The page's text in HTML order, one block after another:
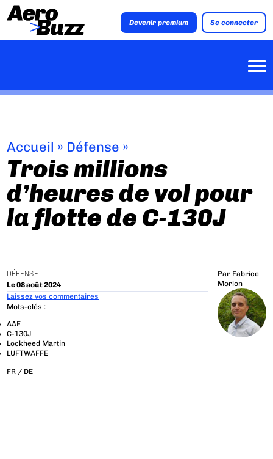
Devenir premium Se connecter
Accueil » Défense »
Trois millions
d’heures de vol pour
la flotte de C-130J
DÉFENSE
Le 08 août 2024
Par Fabrice
Morlon
Laissez vos commentaires
Mots-clés :
AAE
C-130J
Lockheed Martin
LUFTWAFFE
FR / DE